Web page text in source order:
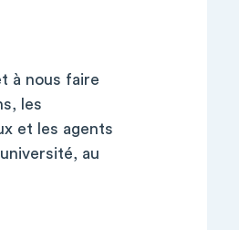
à nous faire
les
et les agents
au